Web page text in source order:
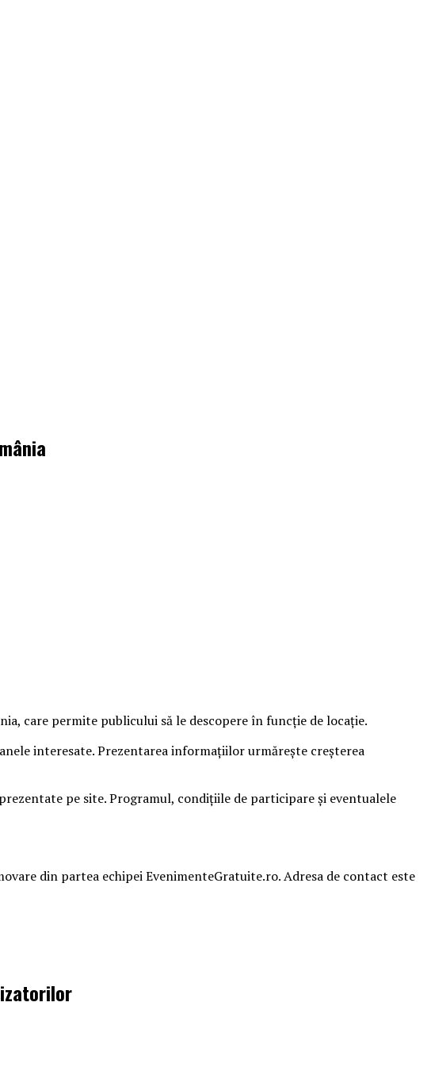
care permite publicului să le descopere în funcție de locație.
interesate. Prezentarea informațiilor urmărește creșterea
pe site. Programul, condițiile de participare și eventualele
din partea echipei EvenimenteGratuite.ro. Adresa de contact este